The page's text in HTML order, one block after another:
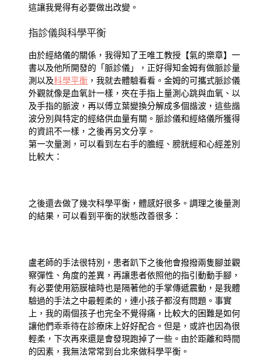
這讓我覺得有必要做出改變。
指診儀與科學平衡
由於經絡儀的關係，我得知了王唯工教授【氣的樂章】一
書以及他所開發的「脈診儀」，正好得知金姆有做脈診量
測以及科學平衡 ，我就去體驗看看。金姆的可攜式脈診儀
外觀就像是血氧計一樣，夾在手指上量測心跳與血氧、以
及手指的脈波，再以傅立葉變換分解成多個諧波，這些諧
波分別與特定的經絡供血量有關。脈診儀和經絡儀所獲得
的資訊不一樣，之後再另文分享。
第一次量測，可以看到左右手的膽經、膀胱經和心經差別
比較大：
之後還去做了幾次科學平衡，體感好很多。調理之後量測
的結果，可以看到平衡的狀態改善很多：
盧老師的手法很特別，患者趴下之後他會撥撥兩隻腳並觀
察彈性、角度的差異，再讓患者依照他的指引動動手腳，
有必要使用筋膜槍時也是隔著他的手掌傳遞震動，是我體
驗過的手法之中最輕柔的，連小孩子都沒有問題。事實
上，我的兩個孩子也完全不覺得痛，比較大的困難是如何
讓他們乖乖待在診療床上好好配合。但是，或許也因為很
輕柔，下次再來還是會發現跑掉了一些。由於距離和時間
的因素，我無法常常到台北來做科學平衡。